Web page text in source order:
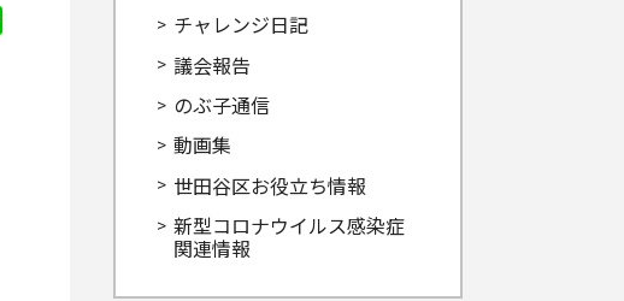
チャレンジ日記
議会報告
のぶ子通信
動画集
世田谷区お役立ち情報
新型コロナウイルス感染症
関連情報